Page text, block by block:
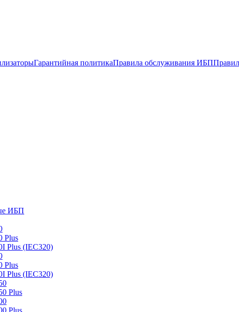
Гарантийная политикаПравила обслуживания ИБП
ИБП
Plus
Plus (IEC320)
Plus
Plus (IEC320)
Plus
Plus